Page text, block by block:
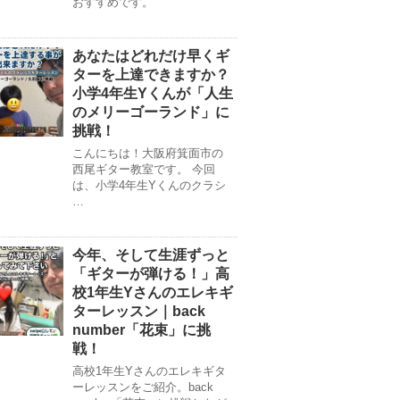
あなたはどれだけ早くギ
ターを上達できますか？
小学4年生Yくんが「人生
のメリーゴーランド」に
挑戦！
こんにちは！大阪府箕面市の
西尾ギター教室です。 今回
は、小学4年生Yくんのクラシ
…
今年、そして生涯ずっと
「ギターが弾ける！」高
校1年生Yさんのエレキギ
ターレッスン｜back
number「花束」に挑
戦！
高校1年生Yさんのエレキギタ
ーレッスンをご紹介。back